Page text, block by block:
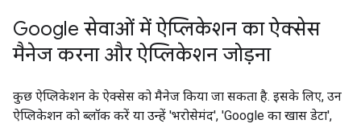
Google सेवाओं में ऐप्लिकेशन का ऐक्सेस
मैनेज करना और ऐप्लिकेशन जोड़ना
कुछ ऐप्लिकेशन के ऐक्सेस को मैनेज किया जा सकता है. इसके लिए, उन
ऐप्लिकेशन को ब्लॉक करें या उन्हें 'भरोसेमंद', 'Google का खास डेटा',